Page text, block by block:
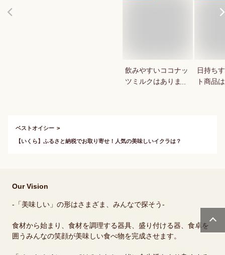
飲みやすいココナッ
ツミルクはあります
日持ち
ト商品
ベストオイシー
【いくら】ふるさと納税でお取り寄せ！人気の美味しいイクラは？
Our Vision
-「美味しい」の形はさまざま、みんなで探そう-
食材から始まり、食材を調理する器具、盛り付ける器、食卓を
囲うみんなの笑顔が美味しい食べ物を完成させます。